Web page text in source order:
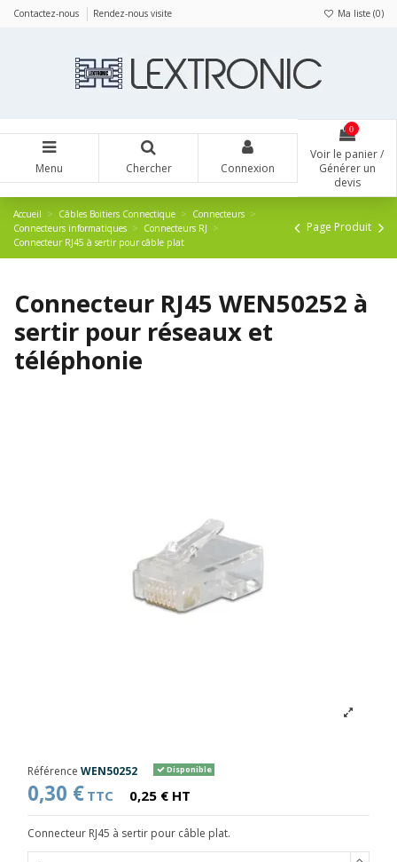
Contactez-nous Rendez-nous visite Ma liste (0)
Menu Chercher Connexion
0
Voir le panier /
Générer un
devis
Accueil Câbles Boitiers Connectique
Connecteurs
Connecteurs informatiques
Connecteurs RJ
Connecteur RJ45 à sertir pour câble plat
Page Produit
Connecteur RJ45 WEN50252 à
sertir pour réseaux et
téléphonie
Référence WEN50252 Disponible
0,30 € TTC 0,25 € HT
Connecteur RJ45 à sertir pour câble plat.
Panneau de gestion des cookies